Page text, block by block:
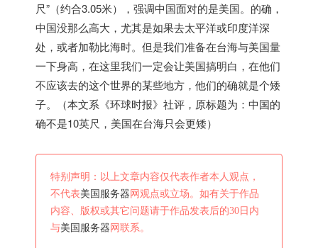
尺”（约合3.05米），强调中国面对的是美国。 的确，
中国没那么高大，尤其是如果去太平洋或印度洋深
处，或者加勒比海时。但是我们准备在台海与美国量
一下身高，在这里我们一定会让美国搞明白，在他们
不应该去的这个世界的某些地方，他们的确就是个矮
子。
（本文系《环球时报》社评，原标题为： 中国的
确不是10英尺， 美国在台海只会更矮）
特别声明：以上文章内容仅代表作者本人观点，
不代表美国服务器 网观点或立场。如有关于作品
内容、版权或其它问题请于作品发表后的30日内
与美国服务器 网联系。